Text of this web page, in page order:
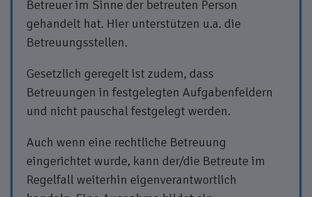
Betreuer im Sinne der betreuten Person
gehandelt hat. Hier unterstützen u.a. die
Betreuungsstellen.
Gesetzlich geregelt ist zudem, dass
Betreuungen in festgelegten Aufgabenfeldern
und nicht pauschal festgelegt werden.
Auch wenn eine rechtliche Betreuung
eingerichtet wurde, kann der/die Betreute im
Regelfall weiterhin eigenverantwortlich